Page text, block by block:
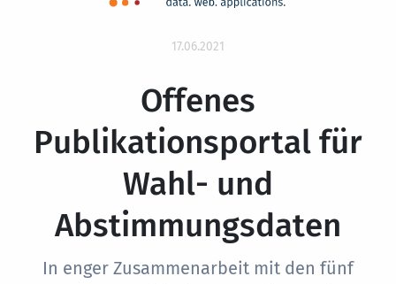
17.06.2021
Offenes
Publikationsportal für
Wahl- und
Abstimmungsdaten
In enger Zusammenarbeit mit den fünf